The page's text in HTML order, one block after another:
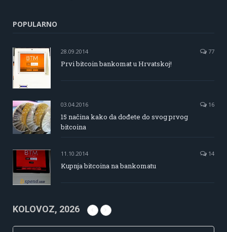
POPULARNO
28.09.2014 77
Prvi bitcoin bankomat u Hrvatskoj!
03.04.2016 16
15 načina kako da dođete do svog prvog
bitcoina
11.10.2014 14
Kupnja bitcoina na bankomatu
KOLOVOZ, 2026